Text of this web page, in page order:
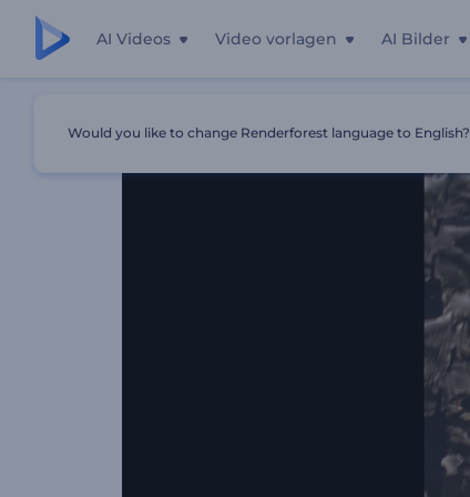
AI Videos Video vorlagen AI Bilder
Would you like to change Renderforest language to English?